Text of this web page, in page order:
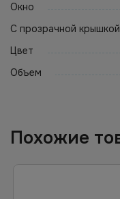
Окно
С прозрачной крышкой
Цвет
Объем
Похожие